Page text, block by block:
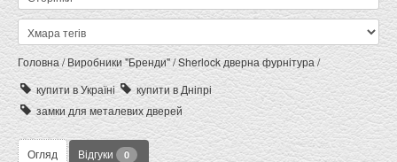
Головна/Виробники "Бренди"/Sherlock дверна фурнітура/
купити в Україні
купити в Дніпрі
замки для металевих дверей
Огляд Відгуки 0